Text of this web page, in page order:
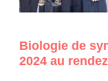
Biologie de
2024 au